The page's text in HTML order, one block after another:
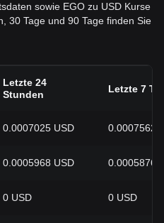
sowie EGO zu USD Kurse
30 Tage und 90 Tage finden Sie
Letzte 24
Stunden
Letzte 7
0.0007025 USD 0.0007562
0.0005968 USD 0.0005876
0 USD 0 USD